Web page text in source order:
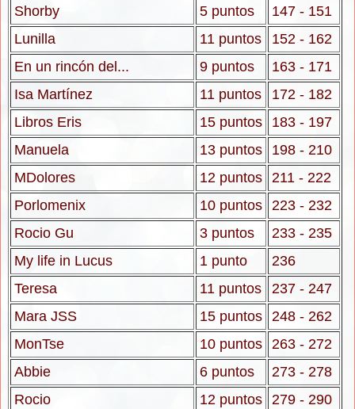
Shorby
5 puntos
147 - 151
Lunilla
11 puntos
152 - 162
En un rincón del...
9 puntos
163 - 171
Isa Martínez
11 puntos
172 - 182
Libros Eris
15 puntos
183 - 197
Manuela
13 puntos
198 - 210
MDolores
12 puntos 211 - 222
Porlomenix
10 puntos
223 - 232
Rocio Gu
3 puntos
233 - 235
My life in Lucus
1 punto
236
Teresa
11 puntos
237 - 247
Mara JSS
15 puntos 248 - 262
MonTse
10 puntos 263 - 272
Abbie
6 puntos
273 - 278
Rocio
12 puntos 279 - 290